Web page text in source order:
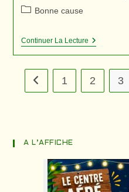
de
PostBonne cause
Continuer La LectureUn
Rose
Pour
Go to the previous page
1 2 3
A L’AFFICHE